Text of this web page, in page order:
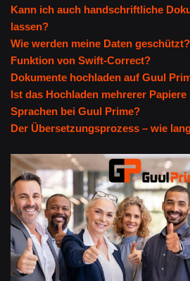
Kann ich auch handschriftliche
lassen?
Wie werden meine Daten geschützt?
Funktion von Swift-Correct?
Dokumente hochladen auf Guul
Ist das Hochladen mehrerer
Sprachen bei Guul Prime?
Der Übersetzungsprozess – wie